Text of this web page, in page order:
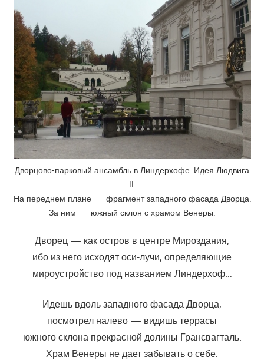
Дворцово-парковый ансамбль в Линдерхофе. Идея Людвига
II.
На переднем плане — фрагмент западного фасада Дворца.
За ним — южный склон с храмом Венеры.
Дворец — как остров в центре Мироздания,
ибо из него исходят оси-лучи, определяющие
мироустройство под названием Линдерхоф…
Идешь вдоль западного фасада Дворца,
посмотрел налево — видишь террасы
южного склона прекрасной долины Грансвагталь.
Храм Венеры не дает забывать о себе: